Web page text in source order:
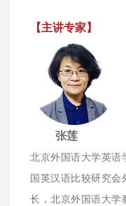
【主讲专家】
张莲
北京外国语大学英语
国英汉语比较研究会
长，北京外国语大学